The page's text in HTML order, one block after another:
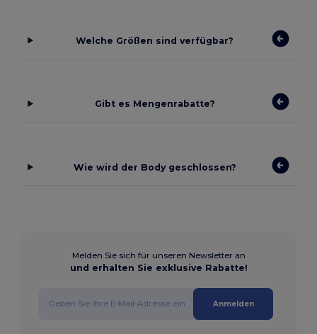
Welche Größen sind verfügbar?
Gibt es Mengenrabatte?
Wie wird der Body geschlossen?
Melden Sie sich für unseren Newsletter an
und erhalten Sie exklusive Rabatte!
Anmelden